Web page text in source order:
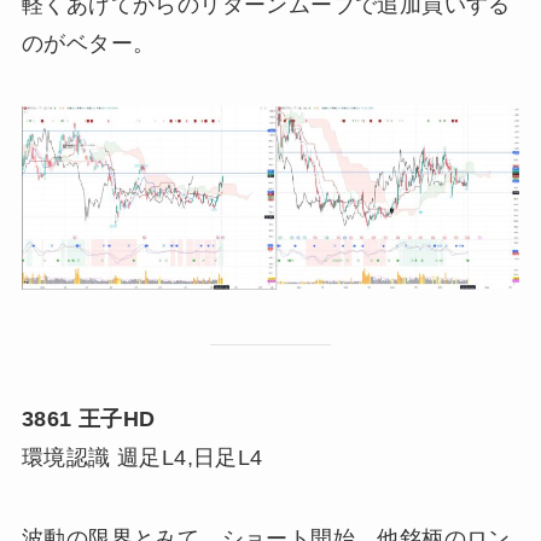
のがベター。
3861 王子HD
環境認識 週足L4,日足L4